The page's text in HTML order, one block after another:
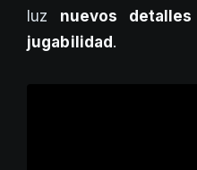
luz nuevos
jugabilidad.